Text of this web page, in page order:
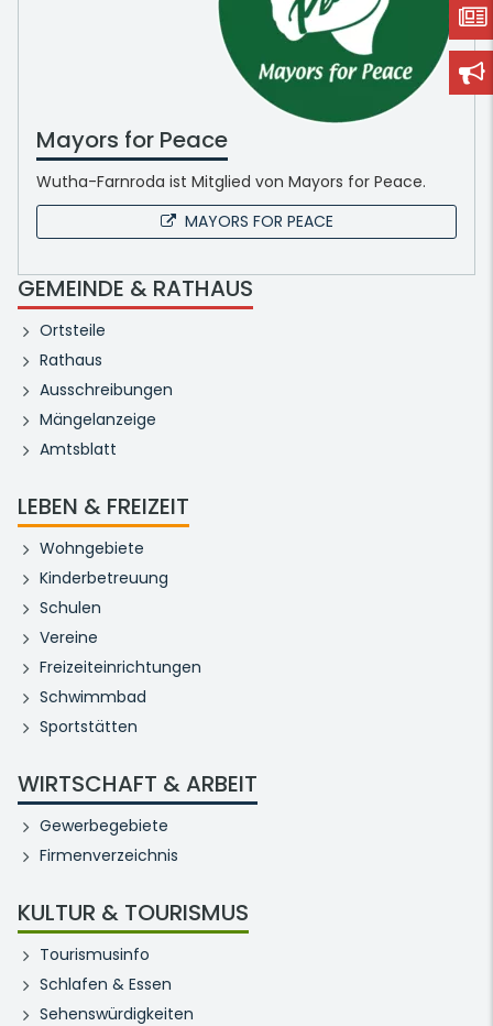
Mayors for Peace
Wutha-Farnroda ist Mitglied von Mayors for Peace.
MAYORS FOR PEACE
GEMEINDE & RATHAUS
Ortsteile
Rathaus
Ausschreibungen
Mängelanzeige
Amtsblatt
LEBEN & FREIZEIT
Wohngebiete
Kinderbetreuung
Schulen
Vereine
Freizeiteinrichtungen
Schwimmbad
Sportstätten
WIRTSCHAFT & ARBEIT
Gewerbegebiete
Firmenverzeichnis
KULTUR & TOURISMUS
Tourismusinfo
Schlafen & Essen
Sehenswürdigkeiten